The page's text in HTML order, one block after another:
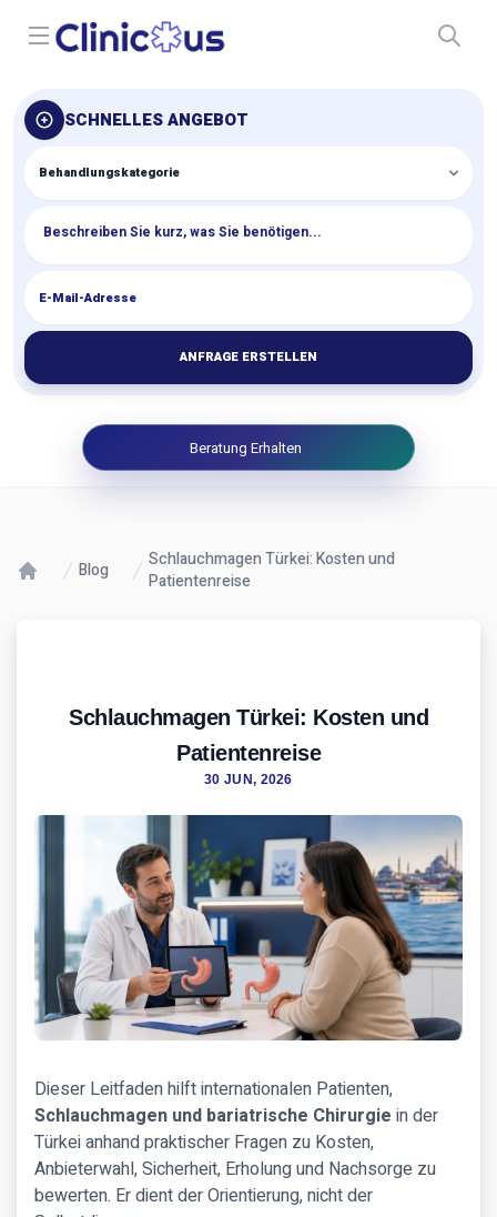
Open menu
SCHNELLES ANGEBOT
ANFRAGE ERSTELLEN
Beratung Erhalten
Blog
Schlauchmagen Türkei: Kosten und
Patientenreise
Schlauchmagen Türkei: Kosten und
Patientenreise
30 JUN, 2026
Dieser Leitfaden hilft internationalen Patienten,
Schlauchmagen und bariatrische Chirurgie in der
Türkei anhand praktischer Fragen zu Kosten,
Anbieterwahl, Sicherheit, Erholung und Nachsorge zu
bewerten. Er dient der Orientierung, nicht der